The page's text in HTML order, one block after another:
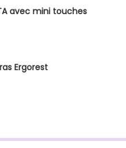
avec mini touches
Ergorest